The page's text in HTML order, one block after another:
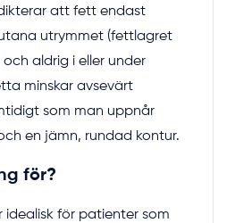
att fett endast
utrymmet (fettlagret
aldrig i eller under
minskar avsevärt
som man uppnår
en jämn, rundad kontur.
för?
idealisk för patienter som